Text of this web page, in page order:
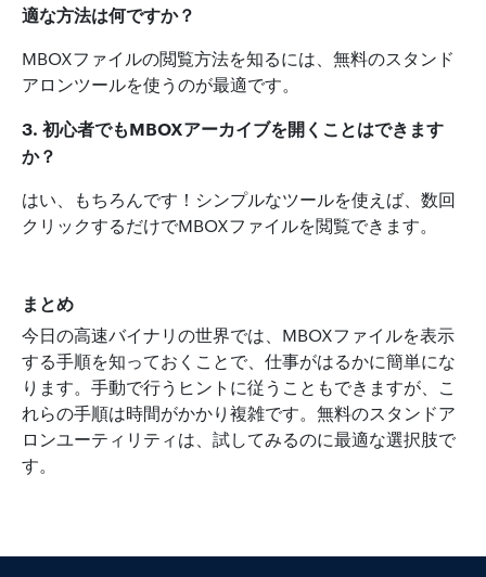
適な方法は何ですか？
MBOXファイルの閲覧方法を知るには、無料のスタンド
アロンツールを使うのが最適です。
3. 初心者でもMBOXアーカイブを開くことはできます
か？
はい、もちろんです！シンプルなツールを使えば、数回
クリックするだけでMBOXファイルを閲覧できます。
まとめ
今日の高速バイナリの世界では、MBOXファイルを表示
する手順を知っておくことで、仕事がはるかに簡単にな
ります。手動で行うヒントに従うこともできますが、こ
れらの手順は時間がかかり複雑です。無料のスタンドア
ロンユーティリティは、試してみるのに最適な選択肢で
す。